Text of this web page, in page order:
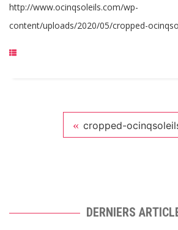
http://www.ocinqsoleils.com/wp-
content/uploads/2020/05/cropped-
cropped-
DERNIERS